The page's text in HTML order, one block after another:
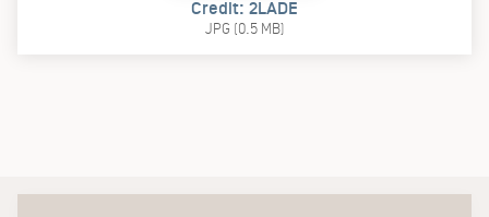
Credit: 2LADE
JPG (0.5 MB)